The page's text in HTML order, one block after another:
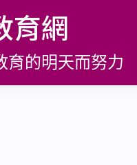
育網
育的明天而努力